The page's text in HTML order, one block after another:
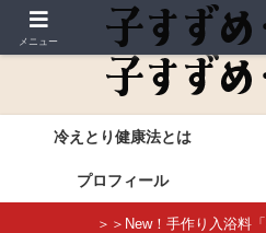
これが本当の冷えとり健康
冷えとり健康法とは
プロフィール
＞＞New！手作り入浴料
メニュー